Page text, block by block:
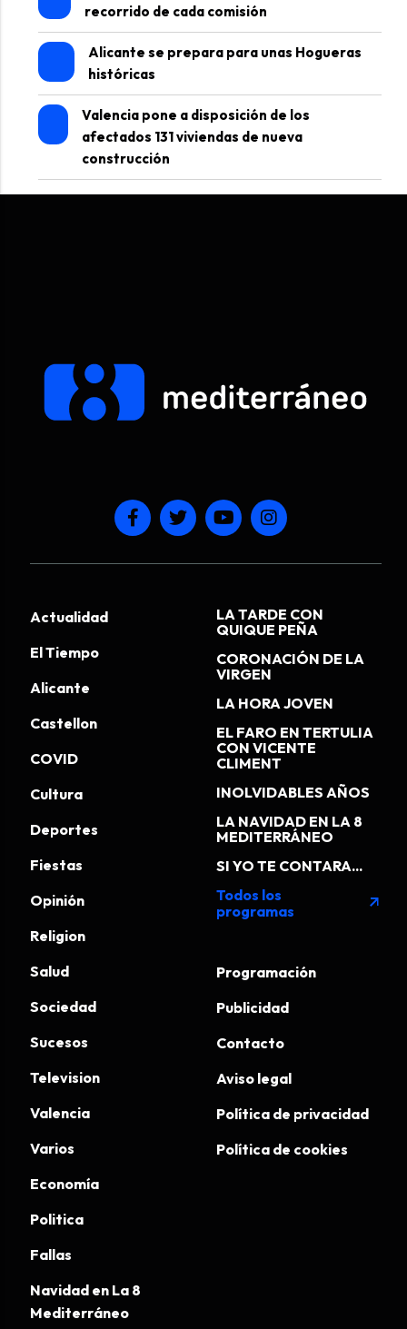
recorrido de cada comisión
Alicante se prepara para unas Hogueras
históricas
Valencia pone a disposición de los
afectados 131 viviendas de nueva
construcción
Actualidad
El Tiempo
Alicante
Castellon
COVID
Cultura
Deportes
Fiestas
Opinión
Religion
Salud
Sociedad
Sucesos
Television
Valencia
Varios
Economía
Politica
Fallas
Navidad en La 8
Mediterráneo
LA TARDE CON
QUIQUE PEÑA
CORONACIÓN DE LA
VIRGEN
LA HORA JOVEN
EL FARO EN TERTULIA
CON VICENTE
CLIMENT
INOLVIDABLES AÑOS
LA NAVIDAD EN LA 8
MEDITERRÁNEO
SI YO TE CONTARA...
Todos los
programas
arrow_outward
Programación
Publicidad
Contacto
Aviso legal
Política de privacidad
Política de cookies